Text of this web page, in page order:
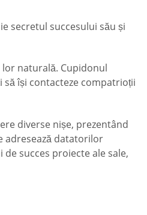
secretul succesului său și
naturală. Cupidonul
își contacteze compatrioții
diverse nișe, prezentând
adresează datatorilor
succes proiecte ale sale,